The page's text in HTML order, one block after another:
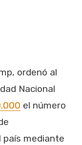
ordenó al
Nacional
el número
país mediante